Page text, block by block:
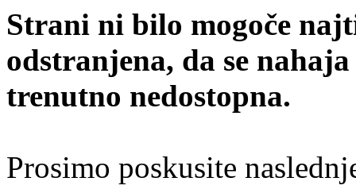
Strani ni bilo mogoče
odstranjena, da se
trenutno nedostopna.
Prosimo poskusite